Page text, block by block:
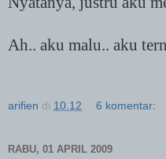
Ah.. aku malu.. aku
arifien di 10.12 6 komentar:
RABU, 01 APRIL 2009